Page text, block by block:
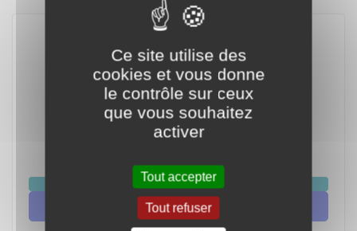
chat
Integrate Grok 3 Mini Fast with Grok
Ce site utilise des
cookies et vous donne
le contrôle sur ceux
que vous souhaitez
activer
Tout accepter
Tout refuser